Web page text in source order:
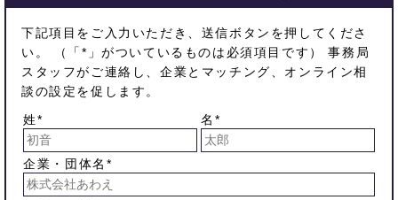
下記項目をご入力いただき、送信ボタンを押してくださ
い。 （「*」がついているものは必須項目です） 事務局
スタッフがご連絡し、企業とマッチング、オンライン相
談の設定を促します。
姓*
名*
企業・団体名*